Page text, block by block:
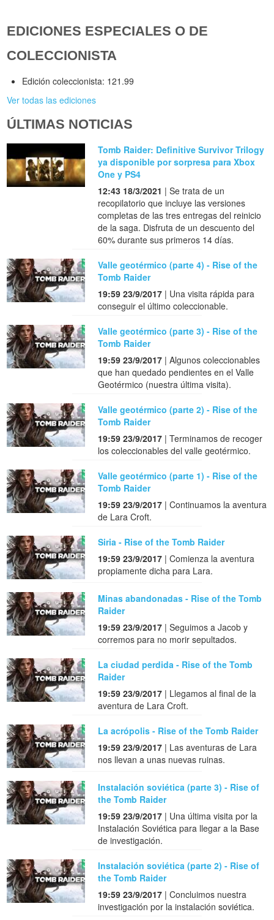
EDICIONES ESPECIALES O DE
COLECCIONISTA
Edición coleccionista: 121.99
Ver todas las ediciones
ÚLTIMAS NOTICIAS
Tomb Raider: Definitive Survivor Trilogy
ya disponible por sorpresa para Xbox
One y PS4
12:43 18/3/2021 | Se trata de un
recopilatorio que incluye las versiones
completas de las tres entregas del reinicio
de la saga. Disfruta de un descuento del
60% durante sus primeros 14 días.
Valle geotérmico (parte 4) - Rise of the
Tomb Raider
19:59 23/9/2017 | Una visita rápida para
conseguir el último coleccionable.
Valle geotérmico (parte 3) - Rise of the
Tomb Raider
19:59 23/9/2017 | Algunos coleccionables
que han quedado pendientes en el Valle
Geotérmico (nuestra última visita).
Valle geotérmico (parte 2) - Rise of the
Tomb Raider
19:59 23/9/2017 | Terminamos de recoger
los coleccionables del valle geotérmico.
Valle geotérmico (parte 1) - Rise of the
Tomb Raider
19:59 23/9/2017 | Continuamos la aventura
de Lara Croft.
Siria - Rise of the Tomb Raider
19:59 23/9/2017 | Comienza la aventura
propiamente dicha para Lara.
Minas abandonadas - Rise of the Tomb
Raider
19:59 23/9/2017 | Seguimos a Jacob y
corremos para no morir sepultados.
La ciudad perdida - Rise of the Tomb
Raider
19:59 23/9/2017 | Llegamos al final de la
aventura de Lara Croft.
La acrópolis - Rise of the Tomb Raider
19:59 23/9/2017 | Las aventuras de Lara
nos llevan a unas nuevas ruinas.
Instalación soviética (parte 3) - Rise of
the Tomb Raider
19:59 23/9/2017 | Una última visita por la
Instalación Soviética para llegar a la Base
de investigación.
Instalación soviética (parte 2) - Rise of
the Tomb Raider
19:59 23/9/2017 | Concluimos nuestra
investigación por la instalación soviética.